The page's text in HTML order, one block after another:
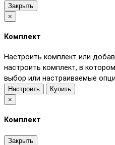
Закрыть
×
Комплект
Настроить комплект или
настроить комплект, в
выбор или настраиваемые
Настроить
Купить
×
Комплект
Закрыть